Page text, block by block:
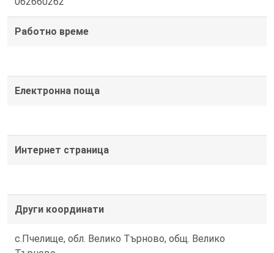
Работно време
Електронна поща
Интернет страница
Други координати
с.Пчелище, обл. Велико Търново, общ. Велико